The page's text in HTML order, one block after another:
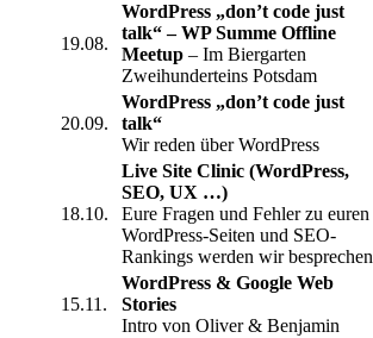
19.08.
WordPress „don’t code just
talk“ – WP Summe Offline
Meetup – Im Biergarten
Zweihunderteins Potsdam
20.09.
WordPress „don’t code just
talk“
Wir reden über WordPress
18.10.
Live Site Clinic (WordPress,
SEO, UX …)
Eure Fragen und Fehler zu euren
WordPress-Seiten und SEO-
Rankings werden wir besprechen
15.11.
WordPress & Google Web
Stories
Intro von Oliver & Benjamin